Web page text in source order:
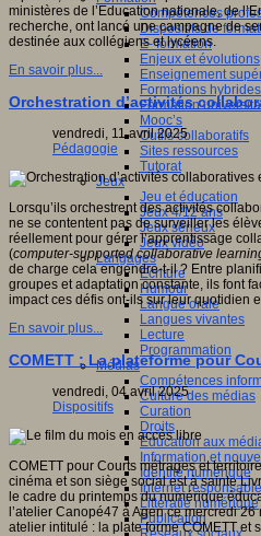
Compétences
Dispositifs de
E- formation
Enjeux et évolutions
Enseignement
Formations hybrides
Formation
Mooc’s
Outils collaboratifs
Sites ressources
Tutorat
Jeux
Jeu et éducation
Jeux 4/12 ans
Jeux sérieux
Jeux vidéo
Langages
Ecriture
Humour
Langue orale
Langues vivantes
Lecture
Programmation
Médias
Compétences
Culture des médias
Curation
Droits
Education aux
Information et
Identité numérique
Internet responsable
Littératie numérique
Publication
ministères de l’Education nationale, de
recherche, ont lancé une campagne de
destinée aux collégiens et lycéens.
En savoir plus...
Orchestration d’activités
vendredi, 11 avril 2025
Pédagogie
Lorsqu’ils orchestrent des activités
ne se contentent pas de surveiller les
réellement pour gérer l’apprentissage
(computer-supported collaborative
de charge cela engendre-t-il ? Entre
groupes et adaptation constante, ils font
impact ces défis ont-ils sur leur quotidien
En savoir plus...
COMETT : La plateforme pour
vendredi, 04 avril 2025
Dispositifs
COMETT pour Courts métrages et
cinéma et son siège social est à sainte
le cadre du printemps du numérique
l’atelier Canopé47 à Agen ce mercredi
atelier intitulé : la plate forme COMETT et